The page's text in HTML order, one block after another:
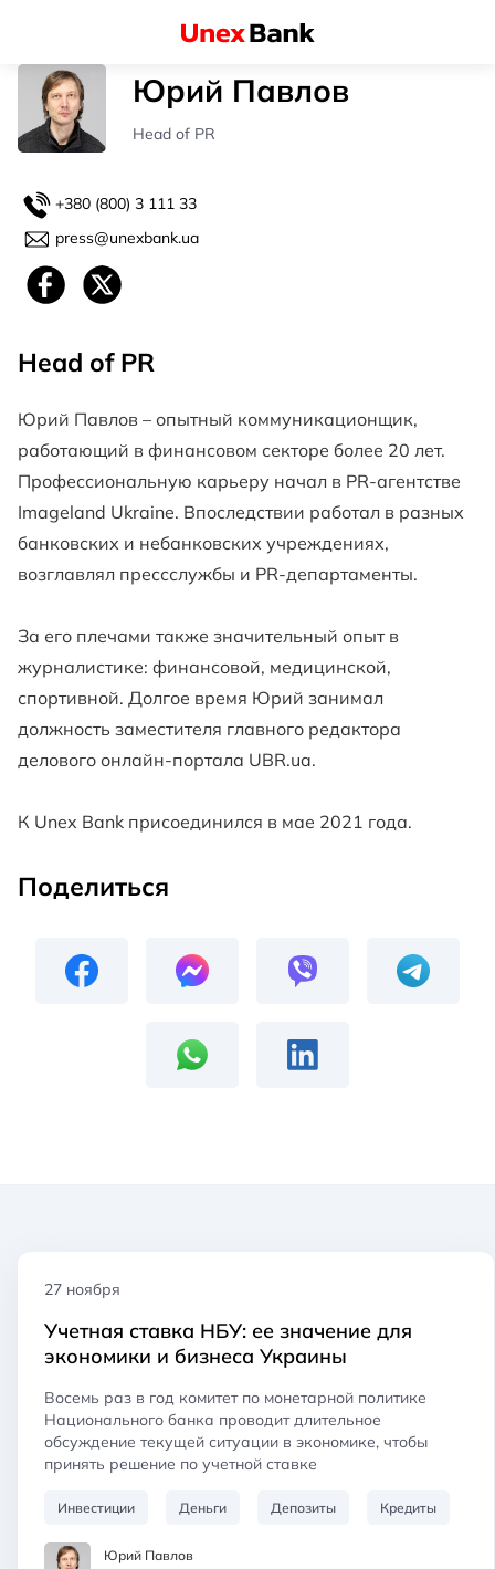
Юрий Павлов
Head of PR
+380 (800) 3 111 33
press@unexbank.ua
Head of PR
Юрий Павлов – опытный коммуникационщик,
работающий в финансовом секторе более 20 лет.
Профессиональную карьеру начал в PR-агентстве
Imageland Ukraine. Впоследствии работал в разных
банковских и небанковских учреждениях,
возглавлял прессслужбы и PR-департаменты.
За его плечами также значительный опыт в
журналистике: финансовой, медицинской,
спортивной. Долгое время Юрий занимал
должность заместителя главного редактора
делового онлайн-портала UBR.ua.
К Unex Bank присоединился в мае 2021 года.
Поделиться
27 ноября
Учетная ставка НБУ: ее значение для
экономики и бизнеса Украины
Восемь раз в год комитет по монетарной политике
Национального банка проводит длительное
обсуждение текущей ситуации в экономике, чтобы
принять решение по учетной ставке
Инвестиции Деньги Депозиты Кредиты
Юрий Павлов